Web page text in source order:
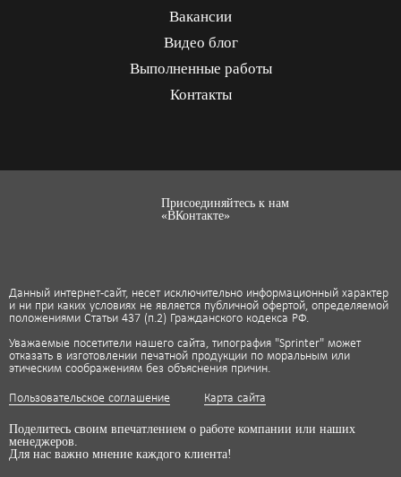
Вакансии
Видео блог
Выполненные работы
Контакты
Присоединяйтесь к нам
«ВКонтакте»
Данный интернет-сайт, несет исключительно информационный характер
и ни при каких условиях не является публичной офертой, определяемой
положениями Статьи 437 (п.2) Гражданского кодекса РФ.
Уважаемые посетители нашего сайта, типография "Sprinter" может
отказать в изготовлении печатной продукции по моральным или
этическим соображениям без объяснения причин.
Пользовательское соглашение Карта сайта
Поделитесь своим впечатлением о работе компании или наших
менеджеров.
Для нас важно мнение каждого клиента!